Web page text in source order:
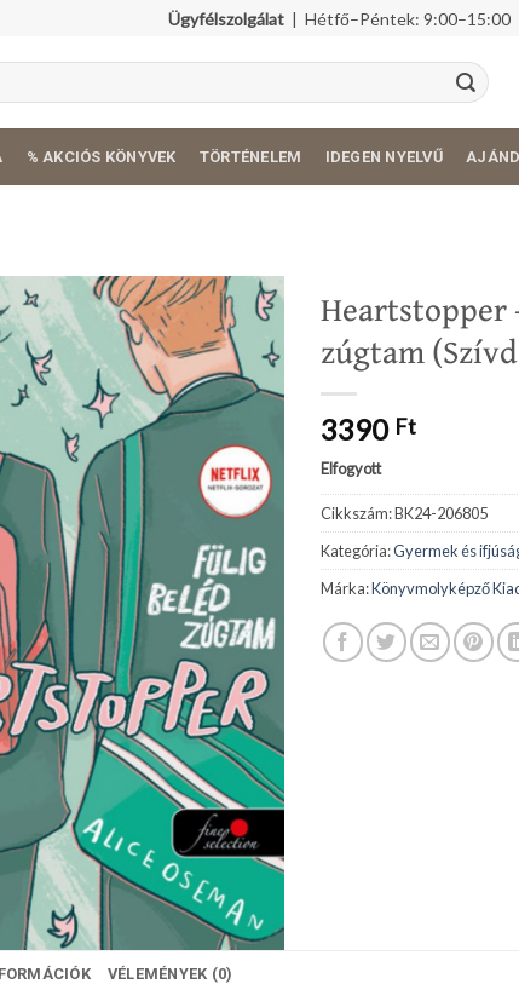
Ügyfélszolgálat | Hétfő–Péntek:
% AKCIÓS KÖNYVEK TÖRTÉNELEM IDEGEN NYELVŰ
Heartstopper
zúgtam
3390 Ft
Elfogyott
Cikkszám:BK24-206805
Kategória:Gyermek és
Márka:Könyvmolyképző
VÉLEMÉNYEK (0)